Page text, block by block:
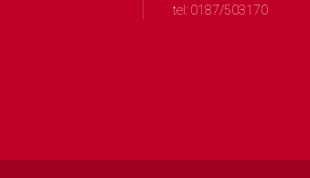
tel: 0187/503170